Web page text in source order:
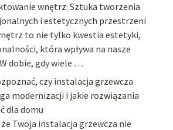
wnętrz: Sztuka tworzenia
i estetycznych przestrzeni
to nie tylko kwestia estetyki,
która wpływa na nasze
dobie, gdy wiele …
czy instalacja grzewcza
modernizacji i jakie rozwiązania
dla domu
Twoja instalacja grzewcza nie